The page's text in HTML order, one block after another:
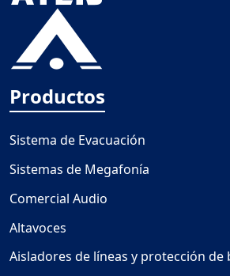
Productos
Sistema de Evacuación
Sistemas de Megafonía
Comercial Audio
Altavoces
Aisladores de líneas y protección de